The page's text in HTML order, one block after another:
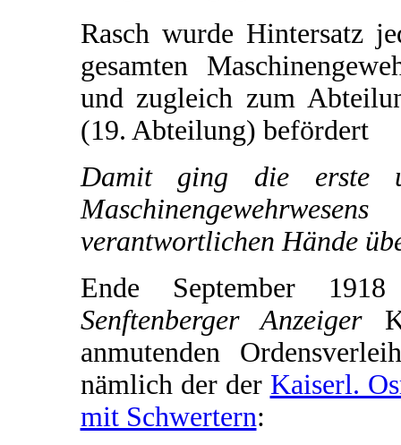
Rasch wurde Hintersatz
gesamten
und zugleich zum
(19. Abteilung) befördert
Damit ging die erste
verantwortlichen Hände
Ende September
Senftenberger Anzeiger
anmutenden
nämlich der der Kaiserl.
mit Schwertern: